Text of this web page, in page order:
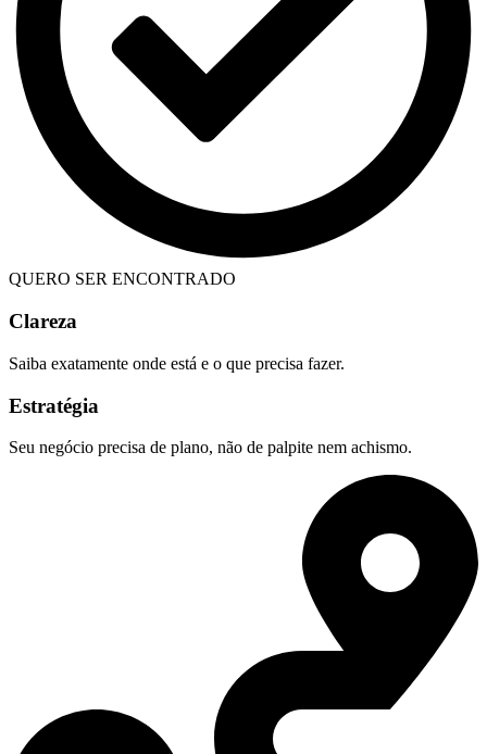
QUERO SER ENCONTRADO
Clareza
Saiba exatamente onde está e o que precisa fazer.
Estratégia
Seu negócio precisa de plano, não de palpite nem achismo.